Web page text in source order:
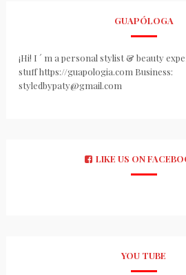
GUAPÓLOGA
¡Hi! I ´ m a personal stylist & beauty
stuff https://guapologia.com Business:
styledbypaty@gmail.com
LIKE US ON
YOU TUBE